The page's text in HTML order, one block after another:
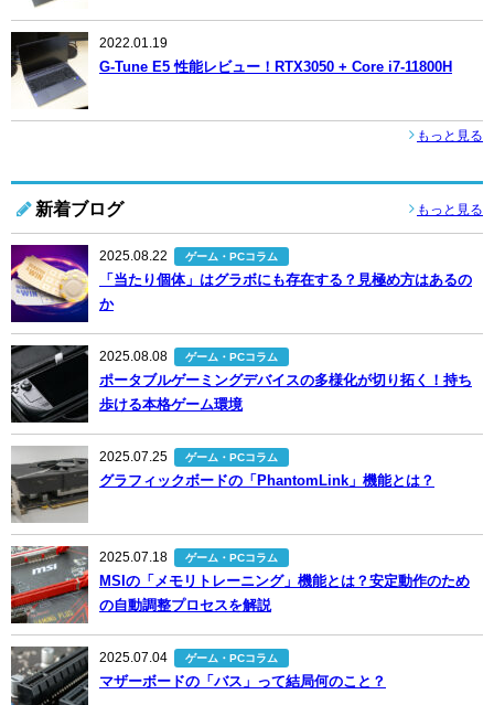
2022.01.19
G-Tune E5 性能レビュー！RTX3050 + Core i7-11800H
もっと見る
新着ブログ もっと見る
2025.08.22 ゲーム・PCコラム
「当たり個体」はグラボにも存在する？見極め方はあるの
か
2025.08.08 ゲーム・PCコラム
ポータブルゲーミングデバイスの多様化が切り拓く！持ち
歩ける本格ゲーム環境
2025.07.25 ゲーム・PCコラム
グラフィックボードの「PhantomLink」機能とは？
2025.07.18 ゲーム・PCコラム
MSIの「メモリトレーニング」機能とは？安定動作のため
の自動調整プロセスを解説
2025.07.04 ゲーム・PCコラム
マザーボードの「バス」って結局何のこと？